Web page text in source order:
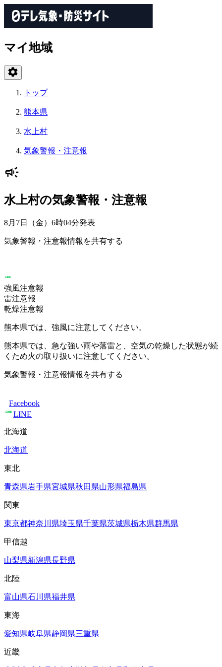
マイ地域
トップ
熊本県
水上村
気象警報・注意報
水上村の気象警報・注意報
8月7日（金）6時04分発表
気象警報・注意報情報を共有する
強風注意報
雷注意報
乾燥注意報
熊本県では、強風に注意してください。
熊本県では、急な強い雨や落雷と、空気の乾燥した状態が続
くため火の取り扱いに注意してください。
気象警報・注意報情報を共有する
Facebook
LINE
北海道
北海道
東北
青森県岩手県宮城県秋田県山形県福島県
関東
東京都神奈川県埼玉県千葉県茨城県栃木県群馬県
甲信越
山梨県新潟県長野県
北陸
富山県石川県福井県
東海
愛知県岐阜県静岡県三重県
近畿